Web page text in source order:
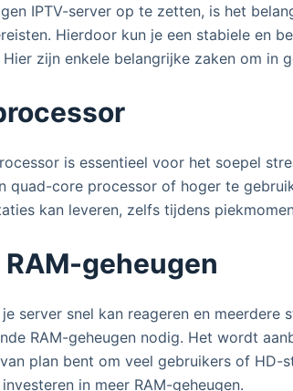
IPTV-server op te zetten, is het
Hierdoor kun je een stabiele en
zijn enkele belangrijke zaken om in
is essentieel voor het soepel
quad-core processor of hoger te
kan leveren, zelfs tijdens
geheugen
server snel kan reageren en meerdere
RAM-geheugen nodig. Het wordt
plan bent om veel gebruikers of HD-
in meer RAM-geheugen.